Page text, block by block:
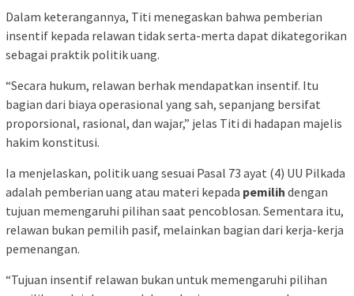
Dalam keterangannya, Titi menegaskan bahwa pemberian
insentif kepada relawan tidak serta-merta dapat dikategorikan
sebagai praktik politik uang.
“Secara hukum, relawan berhak mendapatkan insentif. Itu
bagian dari biaya operasional yang sah, sepanjang bersifat
proporsional, rasional, dan wajar,” jelas Titi di hadapan majelis
hakim konstitusi.
Ia menjelaskan, politik uang sesuai Pasal 73 ayat (4) UU Pilkada
adalah pemberian uang atau materi kepada pemilih dengan
tujuan memengaruhi pilihan saat pencoblosan. Sementara itu,
relawan bukan pemilih pasif, melainkan bagian dari kerja-kerja
pemenangan.
“Tujuan insentif relawan bukan untuk memengaruhi pilihan